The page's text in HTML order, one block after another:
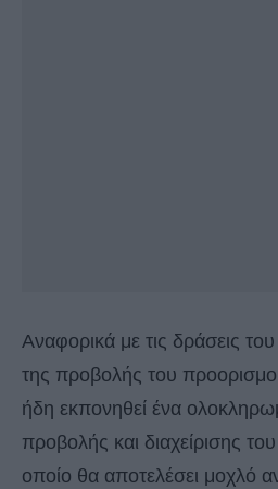
Αναφορικά με τις δράσεις
της προβολής του
ήδη εκπονηθεί ένα
προβολής και διαχείρισης
οποίο θα αποτελέσει μοχλό